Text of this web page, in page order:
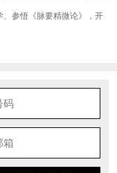
、参悟《脉要精微论》，开